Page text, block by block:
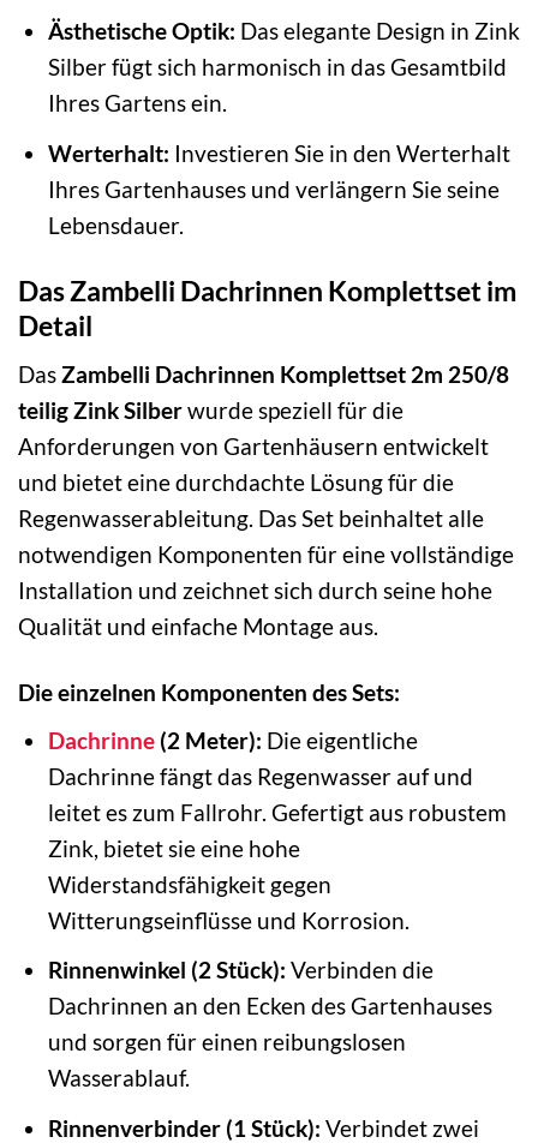
Ästhetische Optik: Das elegante Design in Zink
Silber fügt sich harmonisch in das Gesamtbild
Ihres Gartens ein.
Werterhalt: Investieren Sie in den Werterhalt
Ihres Gartenhauses und verlängern Sie seine
Lebensdauer.
Das Zambelli Dachrinnen Komplettset im
Detail
DasZambelli Dachrinnen Komplettset 2m 250/8
teilig Zink Silberwurde speziell für die
Anforderungen von Gartenhäusern entwickelt
und bietet eine durchdachte Lösung für die
Regenwasserableitung. Das Set beinhaltet alle
notwendigen Komponenten für eine vollständige
Installation und zeichnet sich durch seine hohe
Qualität und einfache Montage aus.
Die einzelnen Komponenten des Sets:
Dachrinne(2 Meter): Die eigentliche
Dachrinne fängt das Regenwasser auf und
leitet es zum Fallrohr. Gefertigt aus robustem
Zink, bietet sie eine hohe
Widerstandsfähigkeit gegen
Witterungseinflüsse und Korrosion.
Rinnenwinkel (2 Stück): Verbinden die
Dachrinnen an den Ecken des Gartenhauses
und sorgen für einen reibungslosen
Wasserablauf.
Rinnenverbinder (1 Stück): Verbindet zwei